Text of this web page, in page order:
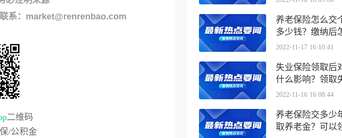
系：market@renrenbao.com
二维码
/公积金
养老保险怎么交
多少钱？缴纳后
2022-11-17 16:10:41
失业保险领取后
什么影响？领取
2022-11-16 16:08:44
养老保险交多少
取养老金？可以